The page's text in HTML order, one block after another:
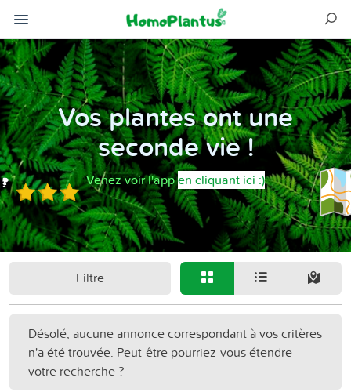
Vos plantes ont une
seconde vie !
Venez voir l'appen cliquant ici :)
Filtre
Désolé, aucune annonce correspondant à vos critères
n'a été trouvée. Peut-être pourriez-vous étendre
votre recherche ?